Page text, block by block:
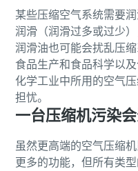
某些压缩空气系统需要
润滑（润滑过多或过少
润滑油也可能会扰乱压
食品生产和食品科学以
化学工业中所用的空气
担忧。
一台压缩机污染
虽然更高端的空气压缩
更多的功能，但所有类